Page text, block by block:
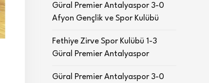
Güral Premier Antalyaspor 3-0
Afyon Gençlik ve Spor Kulübü
Fethiye Zirve Spor Kulübü 1-3
Güral Premier Antalyaspor
Güral Premier Antalyaspor 3-0